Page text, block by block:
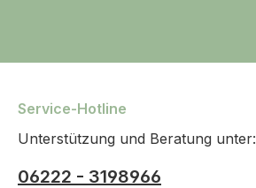
Service-Hotline
Unterstützung und Beratung unter:
06222 - 3198966